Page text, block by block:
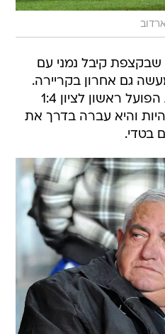
שבקצפת קיבל נמני עם
גם אחרון בקריירה.
מכבי תל אביב הביסה את הפועל ראשון לציון 1:4
היות והיא עברה בדרך את
בטדי.